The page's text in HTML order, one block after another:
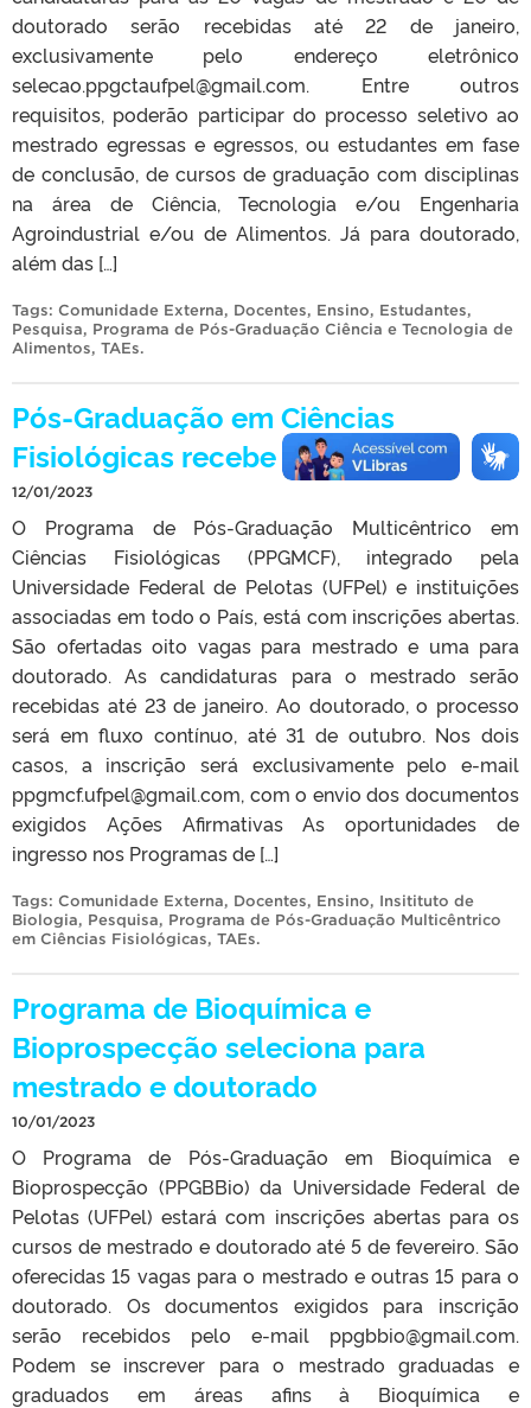
doutorado serão recebidas até 22 de janeiro,
exclusivamente pelo endereço eletrônico
selecao.ppgctaufpel@gmail.com. Entre outros
requisitos, poderão participar do processo seletivo ao
mestrado egressas e egressos, ou estudantes em fase
de conclusão, de cursos de graduação com disciplinas
na área de Ciência, Tecnologia e/ou Engenharia
Agroindustrial e/ou de Alimentos. Já para doutorado,
além das […]
Tags: Comunidade Externa, Docentes, Ensino, Estudantes,
Pesquisa, Programa de Pós-Graduação Ciência e Tecnologia de
Alimentos, TAEs.
Pós-Graduação em Ciências
Fisiológicas recebe inscrições
12/01/2023
O Programa de Pós-Graduação Multicêntrico em
Ciências Fisiológicas (PPGMCF), integrado pela
Universidade Federal de Pelotas (UFPel) e instituições
associadas em todo o País, está com inscrições abertas.
São ofertadas oito vagas para mestrado e uma para
doutorado. As candidaturas para o mestrado serão
recebidas até 23 de janeiro. Ao doutorado, o processo
será em fluxo contínuo, até 31 de outubro. Nos dois
casos, a inscrição será exclusivamente pelo e-mail
ppgmcf.ufpel@gmail.com, com o envio dos documentos
exigidos Ações Afirmativas As oportunidades de
ingresso nos Programas de […]
Tags: Comunidade Externa, Docentes, Ensino, Insitituto de
Biologia, Pesquisa, Programa de Pós-Graduação Multicêntrico
em Ciências Fisiológicas, TAEs.
Programa de Bioquímica e
Bioprospecção seleciona para
mestrado e doutorado
10/01/2023
O Programa de Pós-Graduação em Bioquímica e
Bioprospecção (PPGBBio) da Universidade Federal de
Pelotas (UFPel) estará com inscrições abertas para os
cursos de mestrado e doutorado até 5 de fevereiro. São
oferecidas 15 vagas para o mestrado e outras 15 para o
doutorado. Os documentos exigidos para inscrição
serão recebidos pelo e-mail ppgbbio@gmail.com.
Podem se inscrever para o mestrado graduadas e
graduados em áreas afins à Bioquímica e